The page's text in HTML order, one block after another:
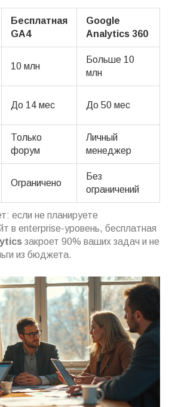
Бесплатная
GA4
Google
Analytics 360
10 млн
Больше 10
млн
До 14 мес До 50 мес
Только
форум
Личный
менеджер
Ограничено
Без
ограничений
если не планируете
в enterprise-уровень, бесплатная
закроет 90% ваших задач и не
из бюджета.